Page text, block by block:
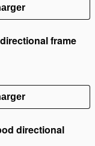
frame
directional